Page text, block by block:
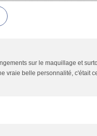
sur le maquillage et
vraie belle personnalité, c'était